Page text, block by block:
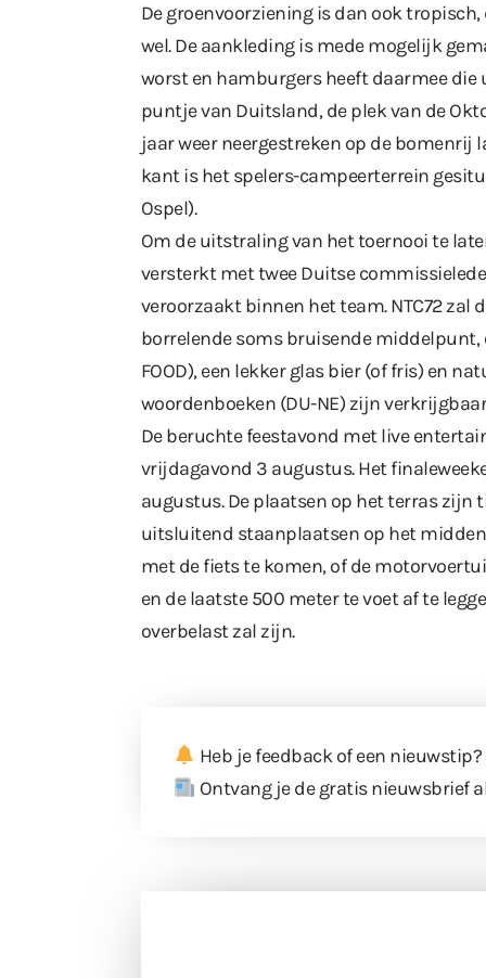
De groenvoorziening is dan ook
wel. De aankleding is mede mogelijk
worst en hamburgers heeft daarmee
puntje van Duitsland, de plek van de
jaar weer neergestreken op de bomenrij
kant is het spelers-campeerterrein
Ospel).
Om de uitstraling van het toernooi te
versterkt met twee Duitse
veroorzaakt binnen het team. NTC72 zal
borrelende soms bruisende middelpunt,
FOOD), een lekker glas bier (of fris) en
woordenboeken (DU-NE) zijn
De beruchte feestavond met live
vrijdagavond 3 augustus. Het
augustus. De plaatsen op het terras zijn
uitsluitend staanplaatsen op het
met de fiets te komen, of de
en de laatste 500 meter te voet af te
overbelast zal zijn.
Heb je feedback of een nieuwstip?
Ontvang je de gratis nieuwsbrief